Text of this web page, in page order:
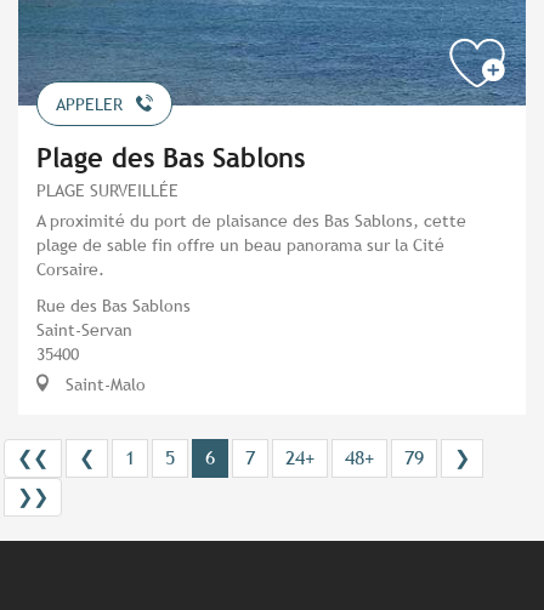
APPELER
Plage des Bas Sablons
PLAGE SURVEILLÉE
A proximité du port de plaisance des Bas Sablons, cette
plage de sable fin offre un beau panorama sur la Cité
Corsaire.
Rue des Bas Sablons
Saint-Servan
35400
Saint-Malo
❮❮ ❮ 1 5 6 7 24+ 48+ 79
❯
❯❯